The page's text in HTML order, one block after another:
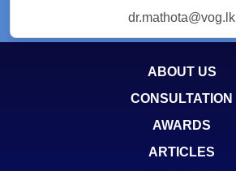
dr.mathota@vog.lk
ABOUT US
CONSULTATION
AWARDS
ARTICLES